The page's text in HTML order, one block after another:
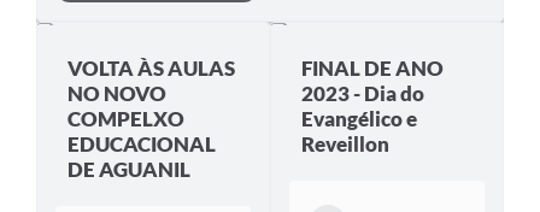
VOLTA ÀS AULAS
NO NOVO
COMPELXO
EDUCACIONAL
DE AGUANIL
FINAL DE ANO
2023 - Dia do
Evangélico e
Reveillon